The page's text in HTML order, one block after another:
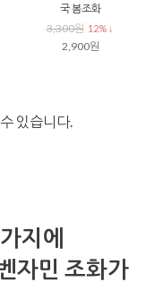
국 봄조화
3,300원 12% ↓
2,900원
있습니다.
지에
자민 조화가